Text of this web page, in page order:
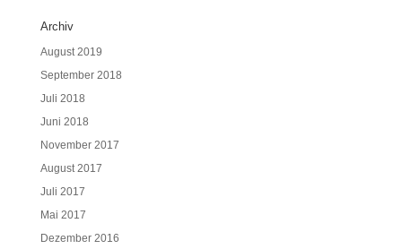
Archiv
August 2019
September 2018
Juli 2018
Juni 2018
November 2017
August 2017
Juli 2017
Mai 2017
Dezember 2016